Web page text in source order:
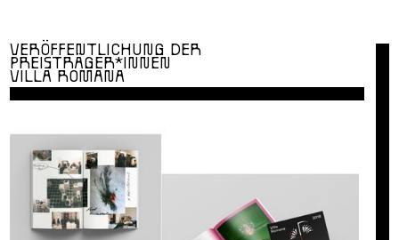
VERÖFFENTLICHUNG DER
PREISTRÄGER*INNEN
VILLA ROMANA